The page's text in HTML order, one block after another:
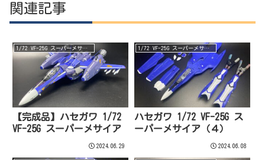
関連記事
1/72 VF-25G スーパーメサイア
【完成品】ハセガワ 1/72
VF-25G スーパーメサイア
2024.06.29
1/72 VF-25G スーパーメサイア
ハセガワ 1/72 VF-25G ス
ーパーメサイア（４）
2024.06.08